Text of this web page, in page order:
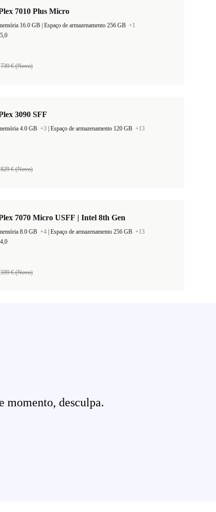
7010 Plus Micro
Espaço de armazenamento 256 GB +1
5,0
739 € (Novo)
3090 SFF
4.0 GB +3 Espaço de armazenamento 120 GB +13
829 € (Novo)
7070 Micro USFF | Intel 8th Gen
8.0 GB +4 Espaço de armazenamento 256 GB +13
4,0
599 € (Novo)
momento, desculpa.